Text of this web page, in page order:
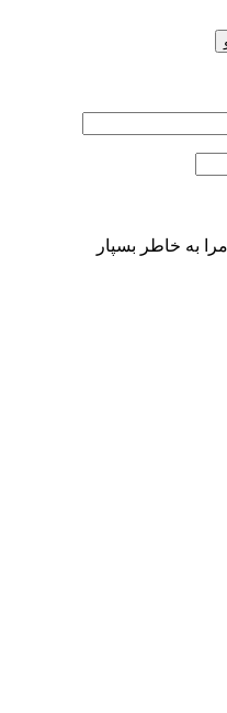
مرا به خاطر بسپار